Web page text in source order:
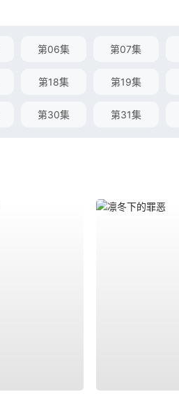
第06集 第07集
第18集 第19集
第30集 第31集